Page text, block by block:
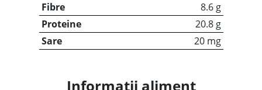
Fibre
8.6 g
Proteine
20.8 g
Sare
20 mg
Informații aliment